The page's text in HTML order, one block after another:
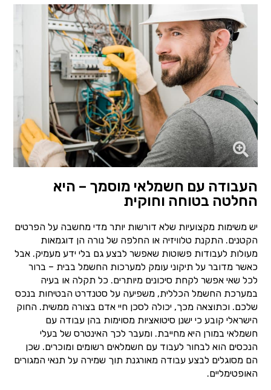
העבודה עם חשמלאי מוסמך – היא
החלטה בטוחה וחוקית
יש משימות מקצועיות שלא דורשות יותר מדי מחשבה על הפרטים
הקטנים. התקנת טלוויזיה או החלפה של נורה הן דוגמאות
מעולות לעבודות פשוטות שאפשר לבצע גם בלי ידע מעמיק. אבל
כאשר מדובר על תיקוני עומק למערכות החשמל בבית – ברור
לכל שאי אפשר לקחת סיכונים מיותרים. כל תקלה או בעיה
במערכת החשמל הכללית, משפיעה על סטנדרט הבטיחות בנכס
שלכם. וכתוצאה מכך, יכולה לסכן חיי אדם בצורה ממשית. החוק
הישראלי קובע כי ישנן סיטואציות מסוימות בהן עבודה עם
חשמלאי במורן היא מחייבת. ומעבר לכך האינטרס של בעלי
הנכסים הוא לבחור לעבוד עם חשמלאים רשומים ומוכרים. שכן
הם מסוגלים לבצע עבודה מאורגנת תוך שמירה על תנאי המגורים
האופטימליים.